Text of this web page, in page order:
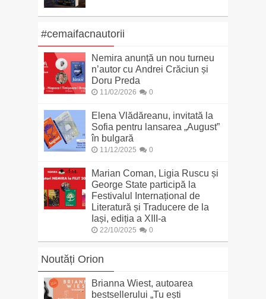
#cemaifacnautorii
Nemira anunță un nou turneu
n’autor cu Andrei Crăciun și
Doru Preda
11/02/2026 0
Elena Vlădăreanu, invitată la
Sofia pentru lansarea „August”
în bulgară
11/12/2025 0
Marian Coman, Ligia Ruscu și
George State participă la
Festivalul Internațional de
Literatură și Traducere de la
Iași, ediția a XIII-a
22/10/2025 0
Noutăți Orion
Brianna Wiest, autoarea
bestsellerului „Tu ești